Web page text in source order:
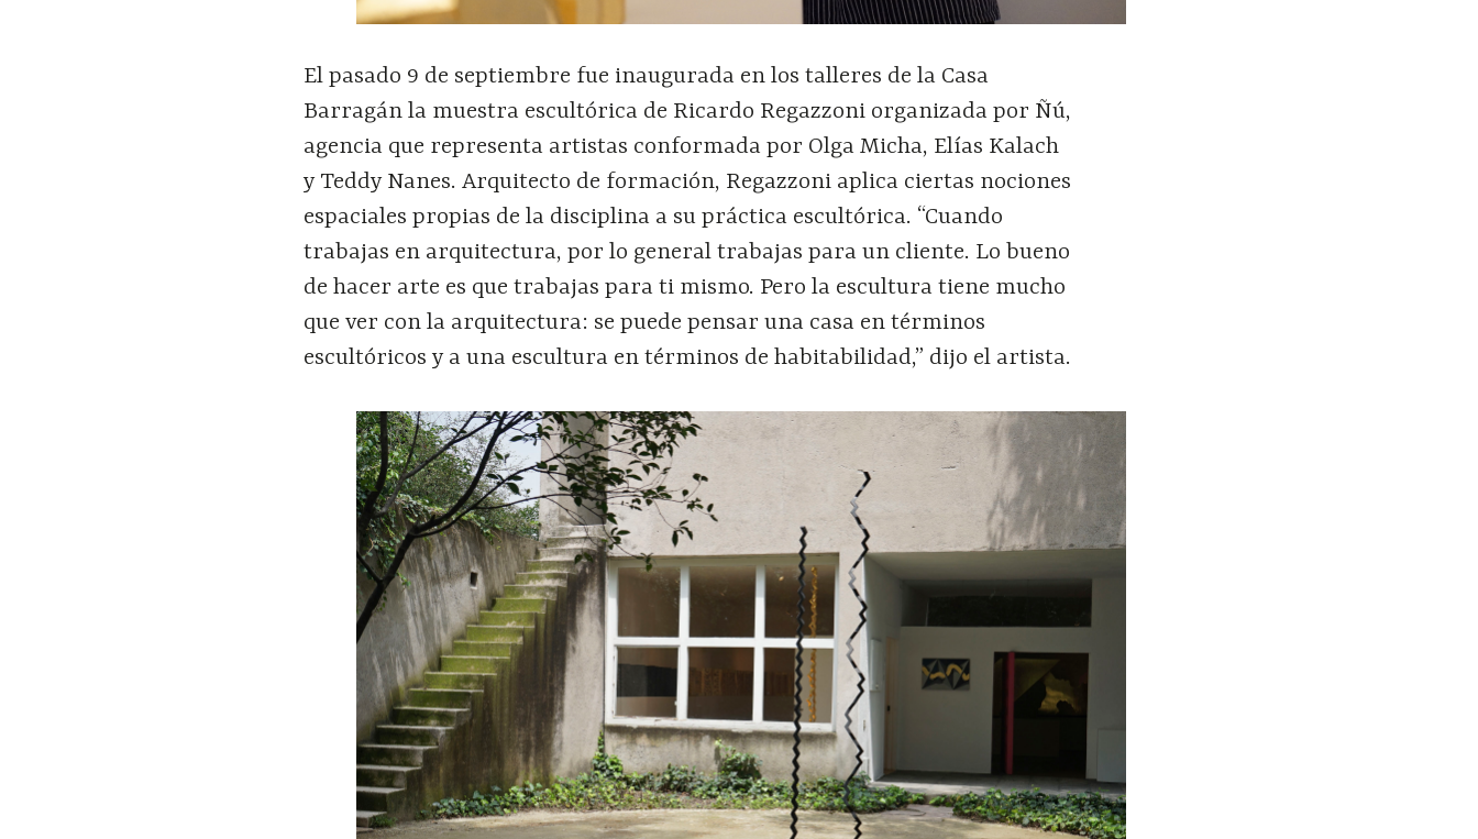
El pasado 9 de septiembre fue inaugurada en los talleres de la Casa
Barragán la muestra escultórica de Ricardo Regazzoni organizada por Ñú,
agencia que representa artistas conformada por Olga Micha, Elías Kalach
y Teddy Nanes. Arquitecto de formación, Regazzoni aplica ciertas nociones
espaciales propias de la disciplina a su práctica escultórica. “Cuando
trabajas en arquitectura, por lo general trabajas para un cliente. Lo bueno
de hacer arte es que trabajas para ti mismo. Pero la escultura tiene mucho
que ver con la arquitectura: se puede pensar una casa en términos
escultóricos y a una escultura en términos de habitabilidad,” dijo el artista.